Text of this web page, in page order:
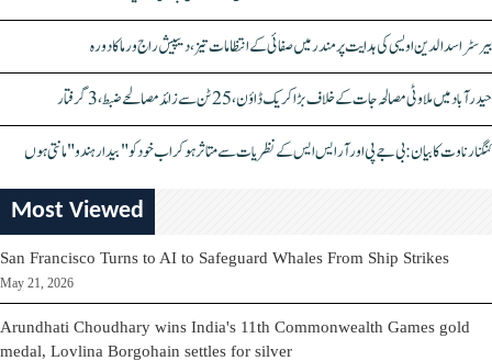
بیرسٹر اسدالدین اویسی کی ہدایت پر مندر میں صفائی کے انتظامات تیز، دیپیش راج ورما کا دورہ
حیدرآباد میں ملاوٹی مصالحہ جات کے خلاف بڑا کریک ڈاؤن، 25 ٹن سے زائد مصالحے ضبط، 3 گرفتار
کنگنا رناوت کا بیان: بی جے پی اور آر ایس ایس کے نظریات سے متاثر ہو کر اب خود کو "بیدار ہندو" مانتی ہوں
Most Viewed
San Francisco Turns to AI to Safeguard Whales From Ship Strikes
May 21, 2026
Arundhati Choudhary wins India's 11th Commonwealth Games gold
medal, Lovlina Borgohain settles for silver